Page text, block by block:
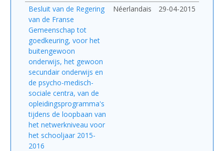
Besluit van de Regering
van de Franse
Gemeenschap tot
goedkeuring, voor het
buitengewoon
onderwijs, het gewoon
secundair onderwijs en
de psycho-medisch-
sociale centra, van de
opleidingsprogramma's
tijdens de loopbaan van
het netwerkniveau voor
het schooljaar 2015-
2016
Néerlandais 29-04-2015